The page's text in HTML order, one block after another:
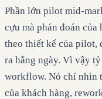
Phần lớn pilot mid-
cựu mà phán đoán
theo thiết kế của pilot,
ra hằng ngày. Vì vậy
workflow. Nó chỉ nhìn
của khách hàng,